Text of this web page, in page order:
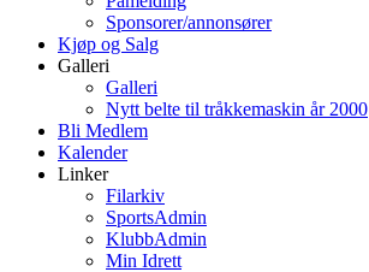
Sponsorer/annonsører
Kjøp og Salg
Galleri
Galleri
Nytt belte til tråkkemaskin år 2000
Bli Medlem
Kalender
Linker
Filarkiv
SportsAdmin
KlubbAdmin
Min Idrett